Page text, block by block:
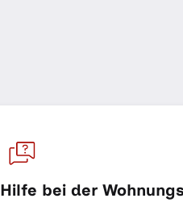
Hilfe bei der